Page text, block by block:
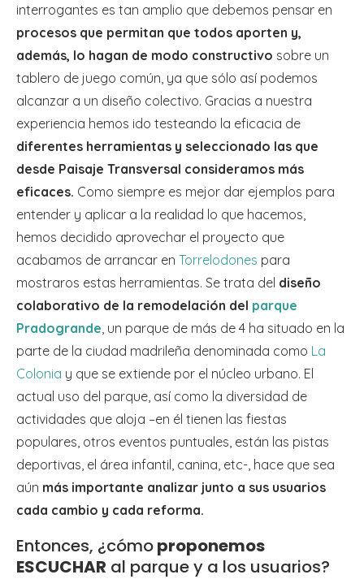
interrogantes es tan amplio que debemos pensar en
procesos que permitan que todos aporten y,
además, lo hagan de modo constructivo sobre un
tablero de juego común, ya que sólo así podemos
alcanzar a un diseño colectivo. Gracias a nuestra
experiencia hemos ido testeando la eficacia de
diferentes herramientas y seleccionado las que
desde Paisaje Transversal consideramos más
eficaces. Como siempre es mejor dar ejemplos para
entender y aplicar a la realidad lo que hacemos,
hemos decidido aprovechar el proyecto que
acabamos de arrancar en Torrelodones para
mostraros estas herramientas. Se trata del diseño
colaborativo de la remodelación del parque
Pradogrande , un parque de más de 4 ha situado en la
parte de la ciudad madrileña denominada como La
Colonia y que se extiende por el núcleo urbano. El
actual uso del parque, así como la diversidad de
actividades que aloja –en él tienen las fiestas
populares, otros eventos puntuales, están las pistas
deportivas, el área infantil, canina, etc-, hace que sea
aún más importante analizar junto a sus usuarios
cada cambio y cada reforma.
Entonces, ¿cómoproponemos
ESCUCHAR al parque y a los usuarios?